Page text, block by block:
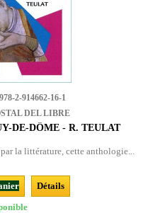
978-2-914662-16-1
DEL LIBRE
DE-DÔME - R. TEULAT
la littérature, cette anthologie...
Détails